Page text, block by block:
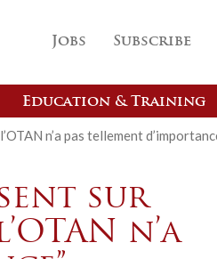
Jobs Subscribe
Education & Training
n’a pas tellement
sur
n’a